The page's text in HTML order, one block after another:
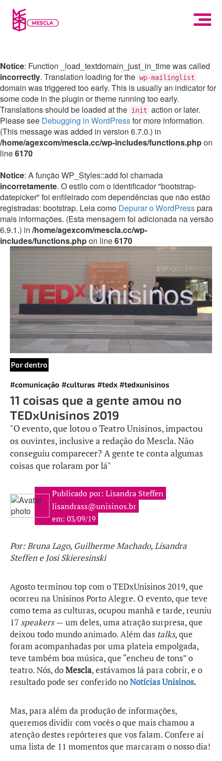
Notice: Function _load_textdomain_just_in_time was called
incorrectly. Translation loading for the wp-mailinglist
domain was triggered too early. This is usually an indicator for
some code in the plugin or theme running too early.
Translations should be loaded at the init action or later.
Please see Debugging in WordPressfor more information.
(This message was added in version 6.7.0.) in
/home/agexcom/mescla.cc/wp-includes/functions.phpon
line6170
Notice: A função WP_Styles::add foi chamada
incorretamente. O estilo com o identificador "bootstrap-
datepicker" foi enfileirado com dependências que não estão
registradas: bootstrap. Leia como Depurar o WordPresspara
mais informações. (Esta mensagem foi adicionada na versão
6.9.1.) in /home/agexcom/mescla.cc/wp-
includes/functions.phpon line6170
Por dentro
#comunicação #culturas #tedx #tedxunisinos
11 coisas que a gente amou no
TEDxUnisinos 2019
"O evento, que lotou o Teatro Unisinos, impactou
os ouvintes, inclusive a redação do Mescla. Não
conseguiu comparecer? A gente te conta algumas
coisas que rolaram por lá"
Publicado por: Lisandra Steffen
lisandrass@unisinos.br
em: 03/09/19
Por: Bruna Lago, Guilherme Machado, Lisandra
Steffen e Josi Skieresinski
Agosto terminou top com o TEDxUnisinos 2019, que
ocorreu na Unisinos Porto Alegre. O evento, que teve
como tema as culturas, ocupou manhã e tarde, reuniu
17 speakers— um deles, uma atração surpresa, que
deixou todo mundo animado. Além das talks, que
foram acompanhadas por uma plateia empolgada,
teve também boa música, que “encheu de tons” o
teatro. Nós, doMescla, estávamos lá para cobrir, e o
resultado pode ser conferido noNotícias Unisinos.
Mas, para além da produção de informações,
queremos dividir com vocês o que mais chamou a
atenção destes repórteres que vos falam. Confere aí
uma lista de 11 momentos que marcaram o nosso dia!